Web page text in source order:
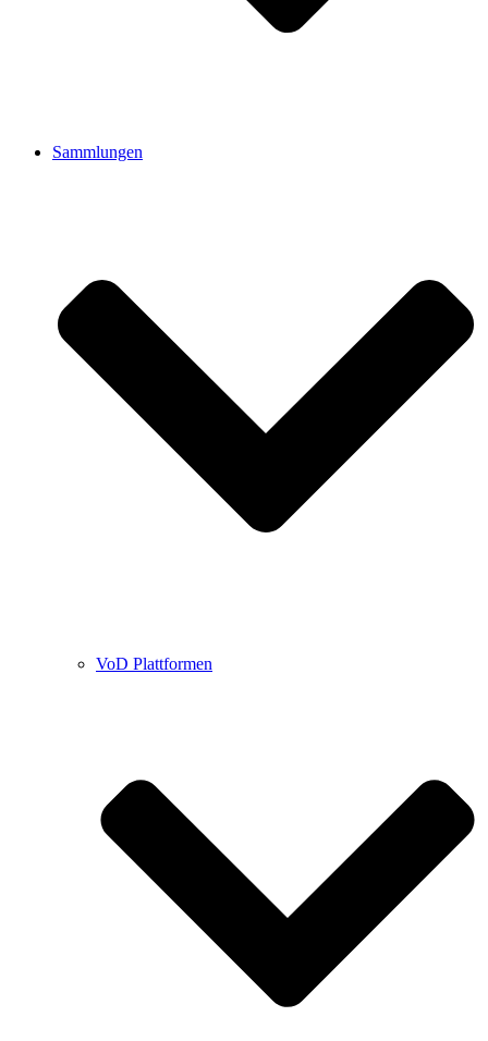
Sammlungen
VoD Plattformen